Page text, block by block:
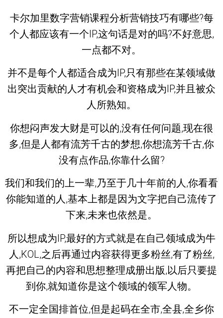
卡尔加里数字营销课程分析营销技巧有哪些?每
个人都应该有一个IP,这句话是对的吗?不好意思,
一点都不对。
并不是每个人都适合成为IP,只有那些在某领域做
出突出贡献的人才有机会和资格成为IP,并且被众
人所熟知。
你想闷声发大财是可以的,没有任何问题,现在很
多,但是人都有流芳千古的梦想,你想流芳千古,你
没有点作品,你靠什么留?
我们和我们的上一辈,乃至于几十年前的人,你看看
你能知道的人,基本上都是因为文字把自己流传了
下来,未来也依然是。
所以想成为IP,最好的方式就是在自己领域成为牛
人,KOL,之后再通过内容获得更多粉丝,有了粉丝,
再把自己的内容和思想整理成册出版,以后只要提
到你,就知道你是这个领域的领军人物。
不一定全国排首位,但是起码在全市,全县,全乡你